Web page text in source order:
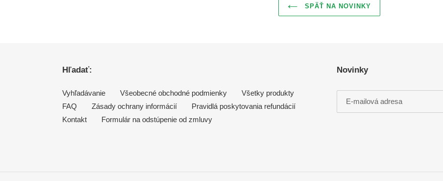
SPÄŤ NA NOVINKY
Hľadať:
Vyhľadávanie Všeobecné obchodné podmienky
Všetky produkty
FAQ
Zásady ochrany informácií
Pravidlá poskytovania refundácií
Kontakt
Formulár na odstúpenie od zmluvy
Novinky